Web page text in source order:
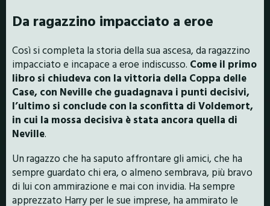
Da ragazzino impacciato a eroe
Così si completa la storia della sua ascesa, da ragazzino
impacciato e incapace a eroe indiscusso. Come il primo
libro si chiudeva con la vittoria della Coppa delle
Case, con Neville che guadagnava i punti decisivi,
l’ultimo si conclude con la sconfitta di Voldemort,
in cui la mossa decisiva è stata ancora quella di
Neville.
Un ragazzo che ha saputo affrontare gli amici, che ha
sempre guardato chi era, o almeno sembrava, più bravo
di lui con ammirazione e mai con invidia. Ha sempre
apprezzato Harry per le sue imprese, ha ammirato le